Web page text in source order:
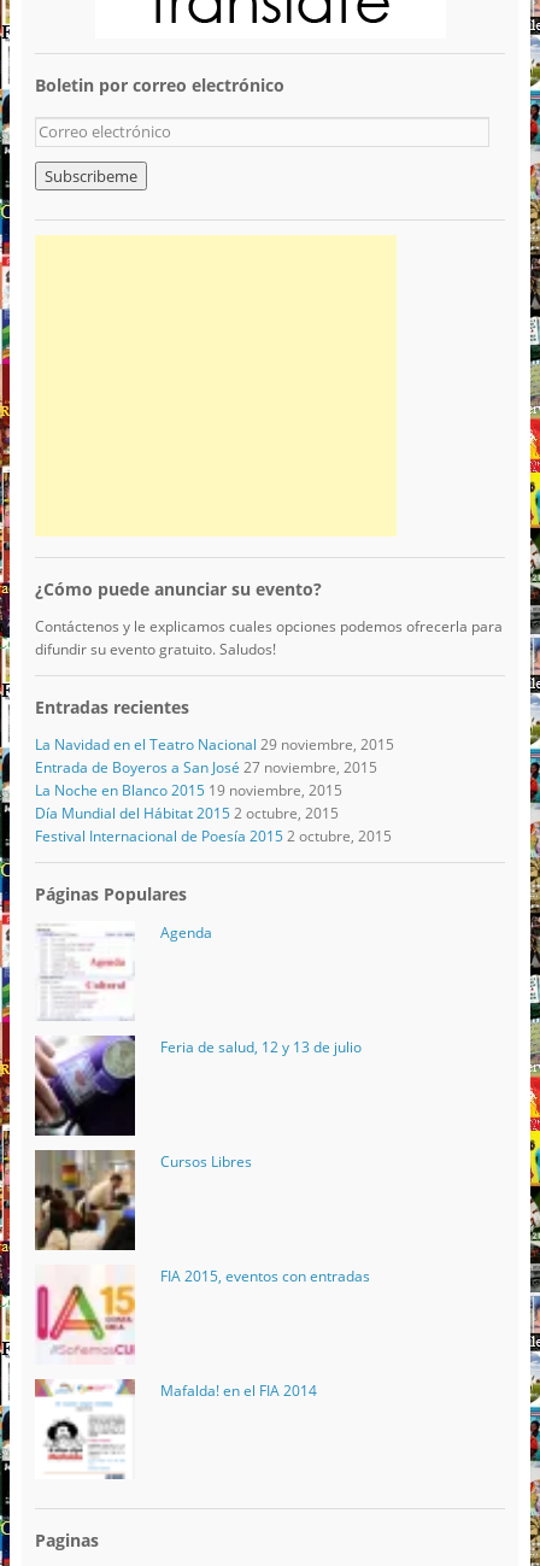
Boletin por correo electrónico
¿Cómo puede anunciar su evento?
Contáctenos y le explicamos cuales opciones podemos ofrecerla para
difundir su evento gratuito. Saludos!
Entradas recientes
La Navidad en el Teatro Nacional 29 noviembre, 2015
Entrada de Boyeros a San José 27 noviembre, 2015
La Noche en Blanco 2015 19 noviembre, 2015
Día Mundial del Hábitat 2015 2 octubre, 2015
Festival Internacional de Poesía 2015 2 octubre, 2015
Páginas Populares
Agenda
Feria de salud, 12 y 13 de julio
Cursos Libres
FIA 2015, eventos con entradas
Mafalda! en el FIA 2014
Paginas